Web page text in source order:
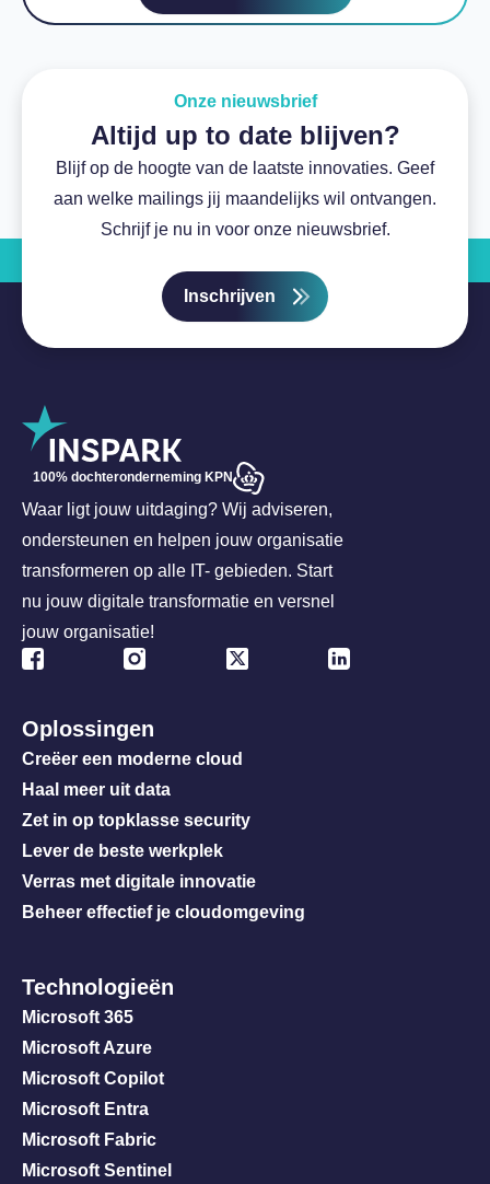
Onze nieuwsbrief
Altijd up to date blijven?
Blijf op de hoogte van de laatste innovaties. Geef
aan welke mailings jij maandelijks wil ontvangen.
Schrijf je nu in voor onze nieuwsbrief.
Inschrijven
100% dochteronderneming KPN
Waar ligt jouw uitdaging? Wij adviseren,
ondersteunen en helpen jouw organisatie
transformeren op alle IT- gebieden. Start
nu jouw digitale transformatie en versnel
jouw organisatie!
Oplossingen
Creëer een moderne cloud
Haal meer uit data
Zet in op topklasse security
Lever de beste werkplek
Verras met digitale innovatie
Beheer effectief je cloudomgeving
Technologieën
Microsoft 365
Microsoft Azure
Microsoft Copilot
Microsoft Entra
Microsoft Fabric
Microsoft Sentinel